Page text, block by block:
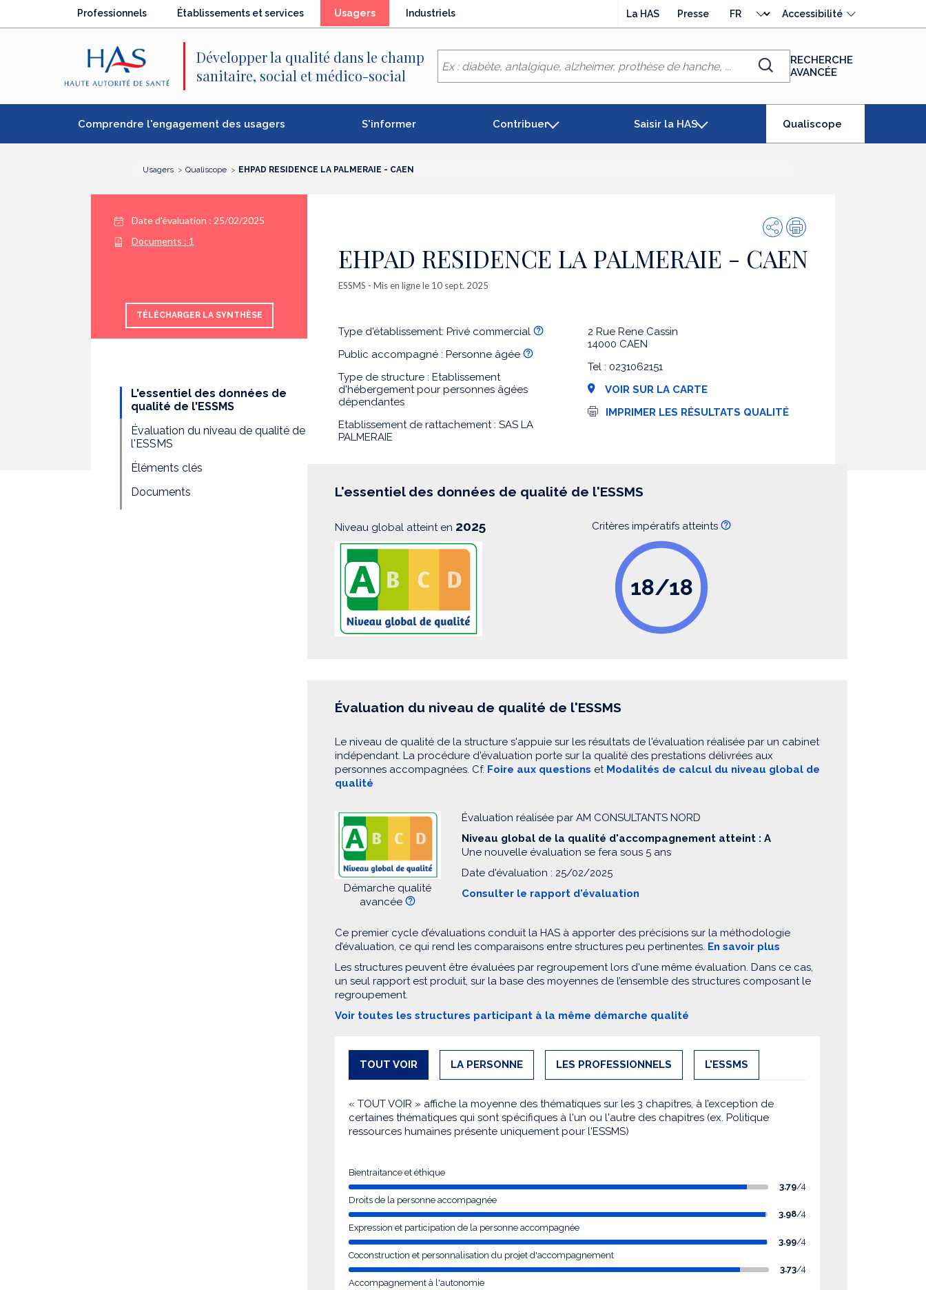
Professionnels Établissements et services Usagers(élémentIndustriels La HAS Presse
langue
Accessibilité
Développer la qualité dans le champ
sanitaire, social et médico-social
Chercher
RECHERCHE
AVANCÉE
Comprendre l'engagement des usagers S'informer Contribuer Saisir la HAS Qualiscope
Usagers Qualiscope EHPAD RESIDENCE LA PALMERAIE - CAEN
Date d'évaluation : 25/02/2025
Documents : 1
TÉLÉCHARGER LA SYNTHÈSE
L'essentiel des données de
qualité de l'ESSMS
Évaluation du niveau de qualité de
l'ESSMS
Éléments clés
Documents
PartagerImpression
EHPAD RESIDENCE LA PALMERAIE - CAEN
ESSMS - Mis en ligne le 10 sept. 2025
Type d'établissement: Privé commercial
Public accompagné : Personne âgée
Type de structure : Etablissement
d'hébergement pour personnes âgées
dépendantes
Etablissement de rattachement : SAS LA
PALMERAIE
2 Rue Rene Cassin
14000 CAEN
Tel : 0231062151
VOIR SUR LA CARTE
I
o
IMPRIMER LES RÉSULTATS QUALITÉ
L'essentiel des données de qualité de l'ESSMS
Niveau global atteint en 2025 Critères impératifs atteints
18/18
Évaluation du niveau de qualité de l'ESSMS
Le niveau de qualité de la structure s'appuie sur les résultats de l'évaluation réalisée par un cabinet
indépendant. La procédure d'évaluation porte sur la qualité des prestations délivrées aux
personnes accompagnées. Cf. Foire aux questions et Modalités de calcul du niveau global de
qualité
Démarche qualité
avancée
Évaluation réalisée par AM CONSULTANTS NORD
Niveau global de la qualité d'accompagnement atteint : A
Une nouvelle évaluation se fera sous 5 ans
Date d'évaluation : 25/02/2025
Consulter le rapport d'évaluation
Ce premier cycle d’évaluations conduit la HAS à apporter des précisions sur la méthodologie
d’évaluation, ce qui rend les comparaisons entre structures peu pertinentes. En savoir plus
Les structures peuvent être évaluées par regroupement lors d'une même évaluation. Dans ce cas,
un seul rapport est produit, sur la base des moyennes de l’ensemble des structures composant le
regroupement.
Voir toutes les structures participant à la même démarche qualité
TOUT VOIR LA PERSONNE LES PROFESSIONNELS L'ESSMS
« TOUT VOIR » affiche la moyenne des thématiques sur les 3 chapitres, à l’exception de
certaines thématiques qui sont spécifiques à l'un ou l'autre des chapitres (ex. Politique
ressources humaines présente uniquement pour l'ESSMS)
Bientraitance et éthique
3.79/4
Droits de la personne accompagnée
3.98/4
Expression et participation de la personne accompagnée
3.99/4
Coconstruction et personnalisation du projet d'accompagnement
3.73/4
Accompagnement à l'autonomie